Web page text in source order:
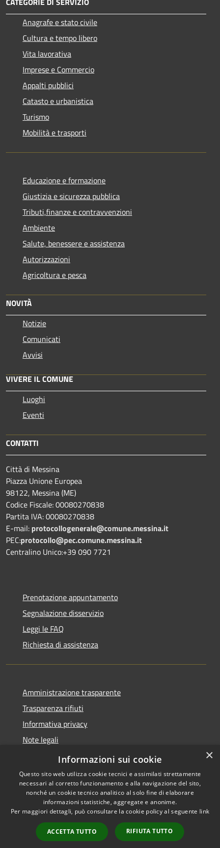
Anagrafe e stato civile
Cultura e tempo libero
Vita lavorativa
Imprese e Commercio
Appalti pubblici
Catasto e urbanistica
Turismo
Mobilità e trasporti
Educazione e formazione
Giustizia e sicurezza pubblica
Tributi,finanze e contravvenzioni
Ambiente
Salute, benessere e assistenza
Autorizzazioni
Agricoltura e pesca
NOVITÀ
Notizie
Comunicati
Avvisi
VIVERE IL COMUNE
Luoghi
Eventi
CONTATTI
Città di Messina
Piazza Unione Europea
98122, Messina (ME)
Codice Fiscale: 00080270838
Partita IVA: 00080270838
E-mail: protocollogenerale@comune.messina.it
PEC:protocollo@pec.comune.messina.it
Centralino Unico:+39 090 7721
Prenotazione appuntamento
Segnalazione disservizio
Leggi le FAQ
Richiesta di assistenza
Amministrazione trasparente
Trasparenza rifiuti
Informativa privacy
Note legali
Dichiarazione di accessibilità
Accessibilità
Copyright © 2026 • Città di
Messina • Powered by
Municipium•
Accesso
redazione
×
Informazioni sui cookie
Questo sito web utilizza cookie tecnici e assimilati strettamente
necessari al corretto funzionamento e alla navigazione del sito,
nonché un cookie tecnico analitico al solo fine di elaborare
informazioni statistiche, aggregate e anonime.
Per maggiori dettagli, può consultare la cookie policy al seguente link
ACCETTA TUTTO RIFIUTA TUTTO